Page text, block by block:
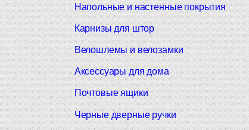
Напольные и настенные покрытия
Карнизы для штор
Велошлемы и велозамки
Аксессуары для дома
Почтовые ящики
Черные дверные ручки